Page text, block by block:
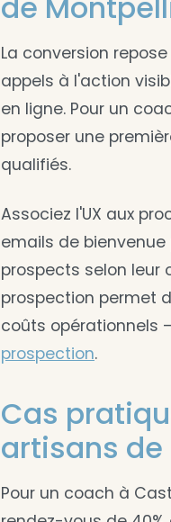
La conversion
appels à l'action
en ligne. Pour un
proposer une
qualifiés.
Associez l'UX aux
emails de
prospects selon leur
prospection permet
coûts opérationnels
prospection.
Cas
artisans de
Pour un coach à